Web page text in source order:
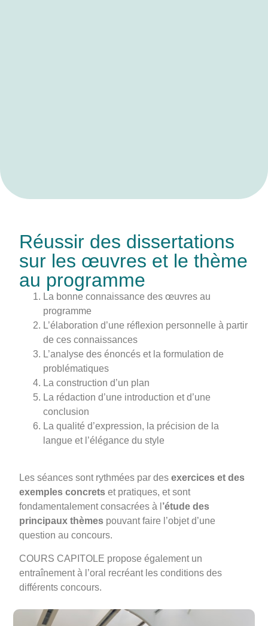
Réussir des dissertations
sur les œuvres et le thème
au programme
La bonne connaissance des œuvres au
programme
L’élaboration d’une réflexion personnelle à partir
de ces connaissances
L’analyse des énoncés et la formulation de
problématiques
La construction d’un plan
La rédaction d’une introduction et d’une
conclusion
La qualité d’expression, la précision de la
langue et l’élégance du style
Les séances sont rythmées par desexercices et des
exemples concrets et pratiques, et sont
fondamentalement consacrées à l ’étude des
principaux thèmes pouvant faire l’objet d’une
question au concours.
COURS CAPITOLE propose également un
entraînement à l’oral recréant les conditions des
différents concours.